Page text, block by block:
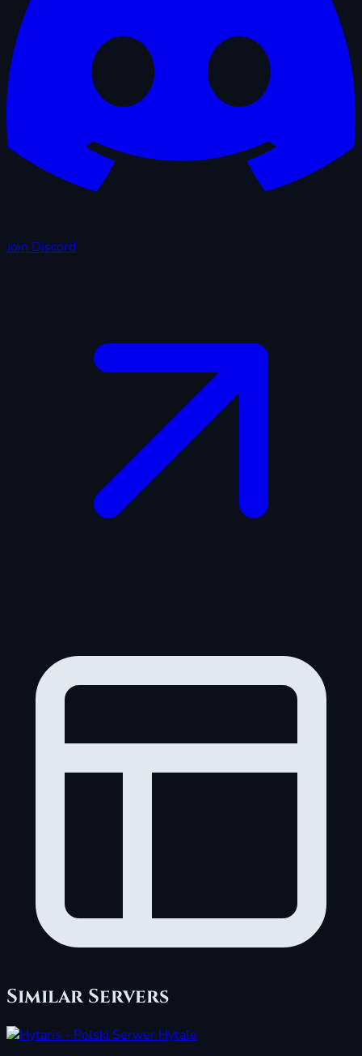
Join Discord
Similar Servers